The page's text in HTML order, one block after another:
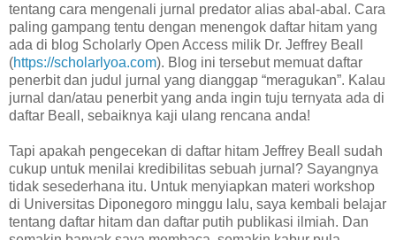
tentang cara mengenali jurnal predator alias abal-abal. Cara
paling gampang tentu dengan menengok daftar hitam yang
ada di blog Scholarly Open Access milik Dr. Jeffrey Beall
(https://scholarlyoa.com). Blog ini tersebut memuat daftar
penerbit dan judul jurnal yang dianggap “meragukan”. Kalau
jurnal dan/atau penerbit yang anda ingin tuju ternyata ada di
daftar Beall, sebaiknya kaji ulang rencana anda!
Tapi apakah pengecekan di daftar hitam Jeffrey Beall sudah
cukup untuk menilai kredibilitas sebuah jurnal? Sayangnya
tidak sesederhana itu. Untuk menyiapkan materi workshop
di Universitas Diponegoro minggu lalu, saya kembali belajar
tentang daftar hitam dan daftar putih publikasi ilmiah. Dan